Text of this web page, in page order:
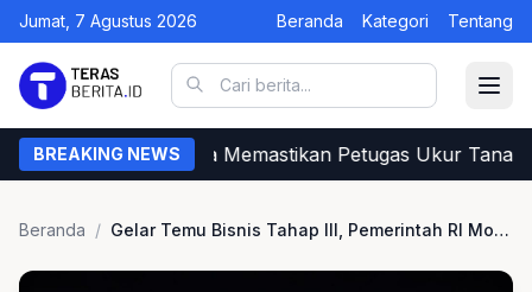
Jumat, 7 Agustus 2026 Beranda Kategori Tentang
BREAKING NEWS
Begini Cara Warga Memastikan Petugas Ukur Tanah
Beranda / Gelar Temu Bisnis Tahap III, Pemerintah RI MoU 4 Paket Komitmen Pembelian PDN Rp778 Miliar